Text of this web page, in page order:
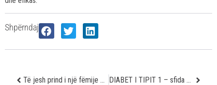
Shpërndaj
Të jesh prind i një fëmije me autizëm , sfidë apo dhuratë ? DIABET I TIPIT 1 – sfida që mund të kontrollohet